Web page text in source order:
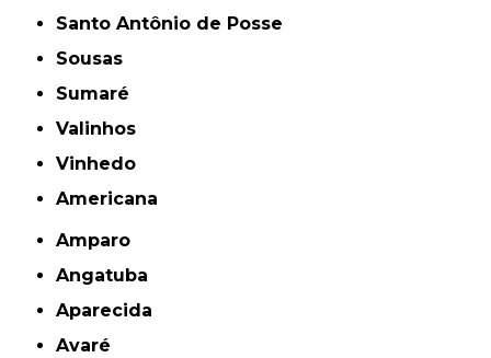
Santo Antônio de Posse
Sousas
Sumaré
Valinhos
Vinhedo
americana
Amparo
Angatuba
Aparecida
Avaré